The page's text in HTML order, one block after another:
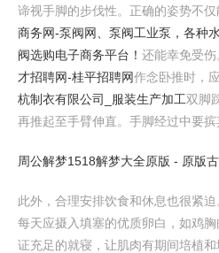
谛视手脚的步伐性。正确的姿势不仅
商务网-泵阀网、泵阀工业泵，各种
阀选购电子商务平台！ 还能幸免受伤
才招聘网-桂平招聘网作念卧推时，
杭制衣有限公司_服装生产加工双脚
再推起至手臂伸直。手脚经过中要摈
周公解梦1518解梦大全原版 - 原版
此外，合理安排饮食和休息也很紧
每天应摄入填塞的优质卵白，如鸡
证充足的就寝，让肌肉有期间培植和